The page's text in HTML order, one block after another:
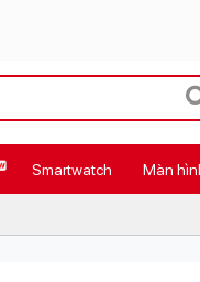
Smartwatch Màn